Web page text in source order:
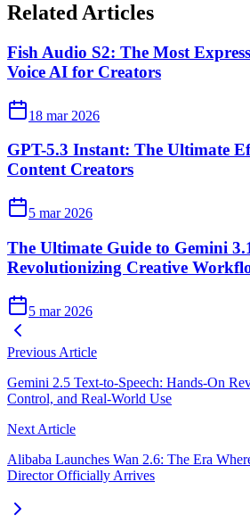
Related Articles
Fish Audio S2: The Most
Voice AI for Creators
18 mar 2026
GPT-5.3 Instant: The Ultimate
Content Creators
5 mar 2026
The Ultimate Guide to Gemini
Revolutionizing Creative
5 mar 2026
Previous Article
Gemini 2.5 Text‑to‑Speech: Hands‑On
Control, and Real‑World Use
Next Article
Alibaba Launches Wan 2.6: The Era
Director Officially Arrives